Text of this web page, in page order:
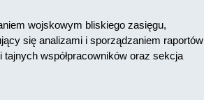
wojskowym bliskiego zasięgu,
się analizami i sporządzaniem raportów
współpracowników oraz sekcja